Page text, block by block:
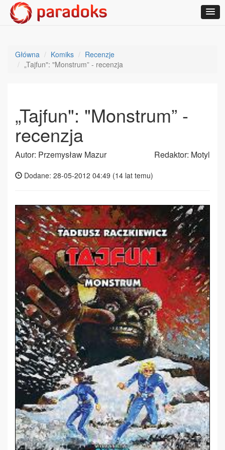
Główna Komiks
Recenzje
„Tajfun": "Monstrum” - recenzja
„Tajfun": "Monstrum” -
recenzja
Autor: Przemysław Mazur Redaktor: Motyl
Dodane: 28-05-2012 04:49 (14 lat temu)